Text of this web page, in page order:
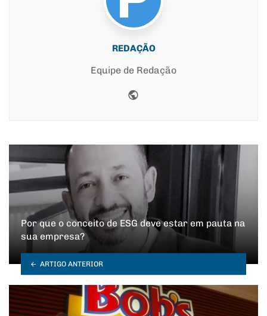
REDAÇÃO
Equipe de Redação
Por que o conceito de ESG deve estar em pauta na
sua empresa?
ARTIGO ANTERIOR